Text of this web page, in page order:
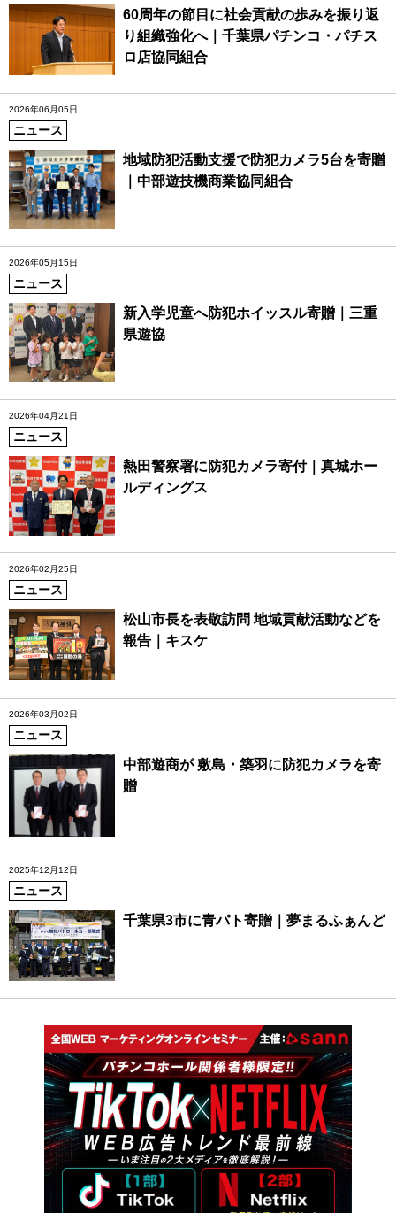
60周年の節目に社会貢献の歩みを振り返
り組織強化へ｜千葉県パチンコ・パチス
ロ店協同組合
2026年06月05日
ニュース
地域防犯活動支援で防犯カメラ5台を寄贈
｜中部遊技機商業協同組合
2026年05月15日
ニュース
新入学児童へ防犯ホイッスル寄贈｜三重
県遊協
2026年04月21日
ニュース
熱田警察署に防犯カメラ寄付｜真城ホー
ルディングス
2026年02月25日
ニュース
松山市長を表敬訪問 地域貢献活動などを
報告｜キスケ
2026年03月02日
ニュース
中部遊商が 敷島・築羽に防犯カメラを寄
贈
2025年12月12日
ニュース
千葉県3市に青パト寄贈｜夢まるふぁんど